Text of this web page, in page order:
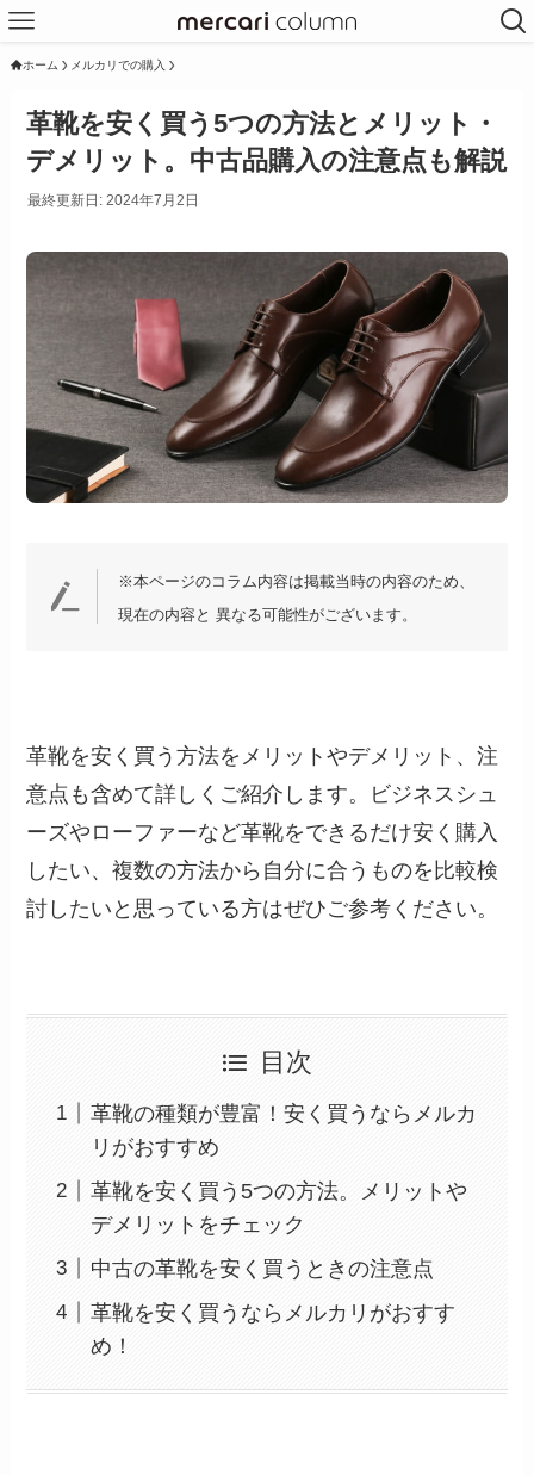
ホーム メルカリでの購入
革靴を安く買う5つの方法とメリット・
デメリット。中古品購入の注意点も解説
最終更新日: 2024年7月2日
※本ページのコラム内容は掲載当時の内容のため、
現在の内容と 異なる可能性がございます。
革靴を安く買う方法をメリットやデメリット、注
意点も含めて詳しくご紹介します。ビジネスシュ
ーズやローファーなど革靴をできるだけ安く購入
したい、複数の方法から自分に合うものを比較検
討したいと思っている方はぜひご参考ください。
目次
革靴の種類が豊富！安く買うならメルカ
リがおすすめ
革靴を安く買う5つの方法。メリットや
デメリットをチェック
中古の革靴を安く買うときの注意点
革靴を安く買うならメルカリがおすす
め！